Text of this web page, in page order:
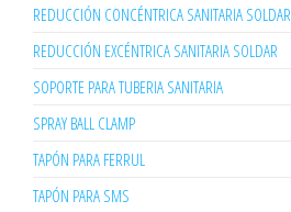
REDUCCIÓN CONCÉNTRICA SANITARIA SOLDAR
REDUCCIÓN EXCÉNTRICA SANITARIA SOLDAR
SOPORTE PARA TUBERIA SANITARIA
SPRAY BALL CLAMP
TAPÓN PARA FERRUL
TAPÓN PARA SMS